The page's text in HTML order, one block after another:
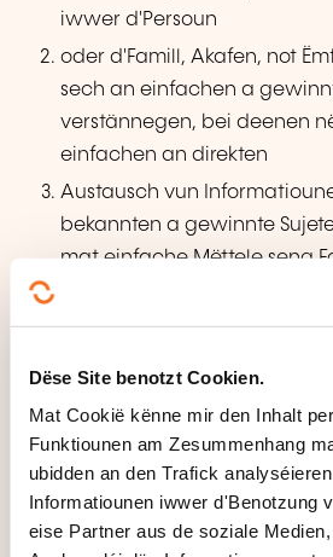
Dëse Site benotzt Cookien.
Mat Cookië kënne mir den Inhalt
Funktiounen am Zesummenhang
ubidden an den Trafick
Informatiounen iwwer d'Benotzung
eise Partner aus de soziale
iwwer d'Persoun
oder d'Famill, Akafen, not
sech an einfachen a
verstännegen, bei deenen
einfachen an direkten
Austausch vun
bekannten a gewinnte
mat einfache Mëttele seng
am Zesummenhang mat